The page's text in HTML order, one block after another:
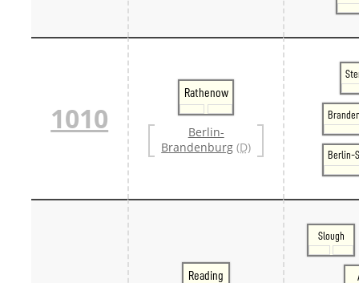
1010
Rathenow
Berlin-
Brandenburg (D)
Berlin-
Reading
Slough